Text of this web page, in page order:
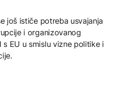
još ističe potreba usvajanja
i organizovanog
s EU u smislu vizne politike i